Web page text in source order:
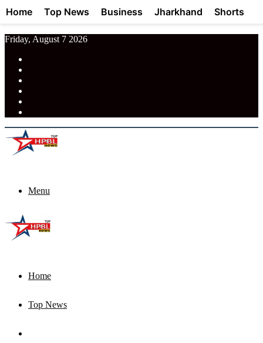
Friday, August 7 2026
Menu
Home
Top News
Home Top News Business Jharkhand Shorts